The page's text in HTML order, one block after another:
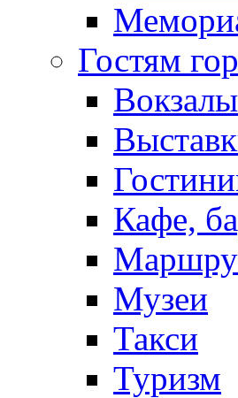
Гостям
Вокзалы
Кафе,
Музеи
Такси
Туризм